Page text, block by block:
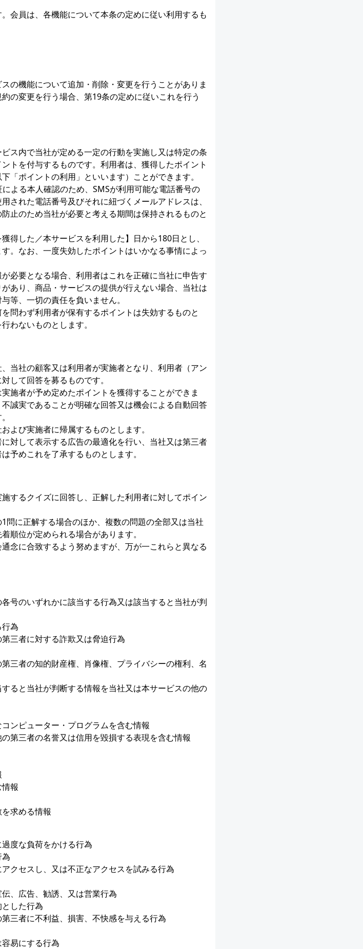
会員は、各機能について本条の定めに従い利用するも
の機能について追加・削除・変更を行うことがありま
の変更を行う場合、第19条の定めに従いこれを行う
ス内で当社が定める一定の行動を実施し又は特定の条
トを付与するものです。利用者は、獲得したポイント
「ポイントの利用」といいます）ことができます。
よる本人確認のため、SMSが利用可能な電話番号の
された電話番号及びそれに紐づくメールアドレスは、
止のため当社が必要と考える期間は保持されるものと
得した／本サービスを利用した】日から180日とし、
。なお、一度失効したポイントはいかなる事情によっ
必要となる場合、利用者はこれを正確に当社に申告す
あり、商品・サービスの提供が行えない場合、当社は
等、一切の責任を負いません。
問わず利用者が保有するポイントは失効するものと
わないものとします。
当社の顧客又は利用者が実施者となり、利用者（アン
して回答を募るものです。
施者が予め定めたポイントを獲得することができま
誠実であることが明確な回答又は機会による自動回答
よび実施者に帰属するものとします。
対して表示する広告の最適化を行い、当社又は第三者
予めこれを了承するものとします。
するクイズに回答し、正解した利用者に対してポイン
問に正解する場合のほか、複数の問題の全部又は当社
順位が定められる場合があります。
念に合致するよう努めますが、万が一これらと異なる
号のいずれかに該当する行為又は該当すると当社が判
為
三者に対する詐欺又は脅迫行為
三者の知的財産権、肖像権、プライバシーの権利、名
ると当社が判断する情報を当社又は本サービスの他の
ンピューター・プログラムを含む情報
第三者の名誉又は信用を毀損する表現を含む情報
報
求める情報
度な負荷をかける行為
クセスし、又は不正なアクセスを試みる行為
、広告、勧誘、又は営業行為
した行為
三者に不利益、損害、不快感を与える行為
易にする行為